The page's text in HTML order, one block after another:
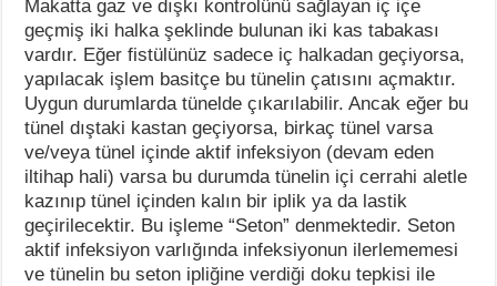
Makatta gaz ve dışkı kontrolünü sağlayan iç içe
geçmiş iki halka şeklinde bulunan iki kas tabakası
vardır. Eğer fistülünüz sadece iç halkadan geçiyorsa,
yapılacak işlem basitçe bu tünelin çatısını açmaktır.
Uygun durumlarda tünelde çıkarılabilir. Ancak eğer bu
tünel dıştaki kastan geçiyorsa, birkaç tünel varsa
ve/veya tünel içinde aktif infeksiyon (devam eden
iltihap hali) varsa bu durumda tünelin içi cerrahi aletle
kazınıp tünel içinden kalın bir iplik ya da lastik
geçirilecektir. Bu işleme “Seton” denmektedir. Seton
aktif infeksiyon varlığında infeksiyonun ilerlememesi
ve tünelin bu seton ipliğine verdiği doku tepkisi ile